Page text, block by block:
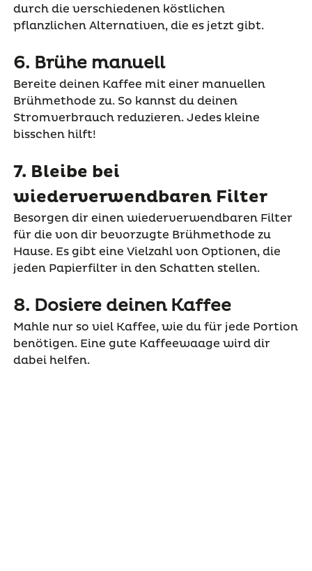
durch die verschiedenen köstlichen
pflanzlichen Alternativen, die es jetzt gibt.
6. Brühe manuell
Bereite deinen Kaffee mit einer manuellen
Brühmethode zu. So kannst du deinen
Stromverbrauch reduzieren. Jedes kleine
bisschen hilft!
7. Bleibe bei
wiederverwendbaren Filter
Besorgen dir einen wiederverwendbaren Filter
für die von dir bevorzugte Brühmethode zu
Hause. Es gibt eine Vielzahl von Optionen, die
jeden Papierfilter in den Schatten stellen.
8. Dosiere deinen Kaffee
Mahle nur so viel Kaffee, wie du für jede Portion
benötigen. Eine gute Kaffeewaage wird dir
dabei helfen.